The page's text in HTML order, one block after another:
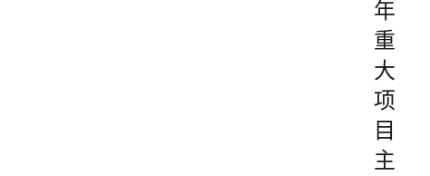
年
重
大
项
目
主